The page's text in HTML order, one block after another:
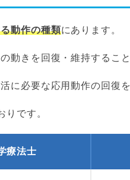
動作の種類にあります。
動きを回復・維持するこ
に必要な応用動作の回復
りです。
療法士